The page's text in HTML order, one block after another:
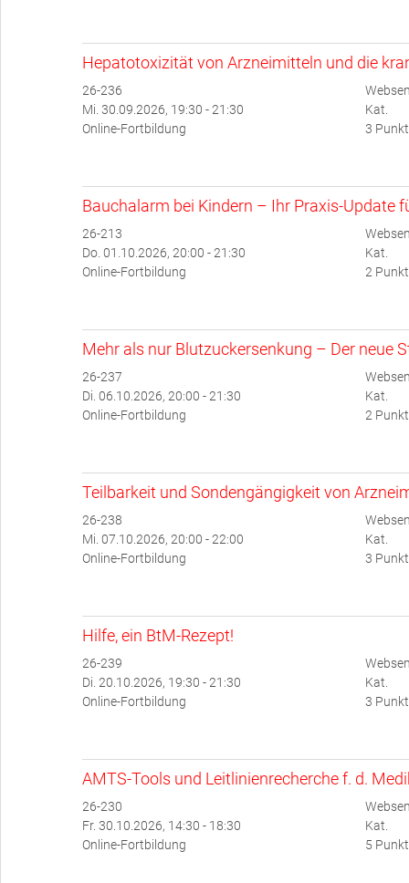
Hepatotoxizität von Arzneimitteln und die
26-236
Mi. 30.09.2026, 19:30 - 21:30
Online-Fortbildung
Kat.
3
Bauchalarm bei Kindern – Ihr Praxis-Update
26-213
Do. 01.10.2026, 20:00 - 21:30
Online-Fortbildung
Kat.
2
Mehr als nur Blutzuckersenkung – Der neue
26-237
Di. 06.10.2026, 20:00 - 21:30
Online-Fortbildung
Kat.
2
Teilbarkeit und Sondengängigkeit von
26-238
Mi. 07.10.2026, 20:00 - 22:00
Online-Fortbildung
Kat.
3
Hilfe, ein BtM-Rezept!
26-239
Di. 20.10.2026, 19:30 - 21:30
Online-Fortbildung
Kat.
3
AMTS-Tools und Leitlinienrecherche f. d.
26-230
Fr. 30.10.2026, 14:30 - 18:30
Online-Fortbildung
Kat.
5